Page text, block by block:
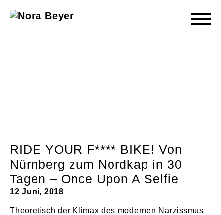
RIDE YOUR F**** BIKE! Von
Nürnberg zum Nordkap in 30
Tagen – Once Upon A Selfie
12 Juni, 2018
Theoretisch der Klimax des modernen Narzissmus